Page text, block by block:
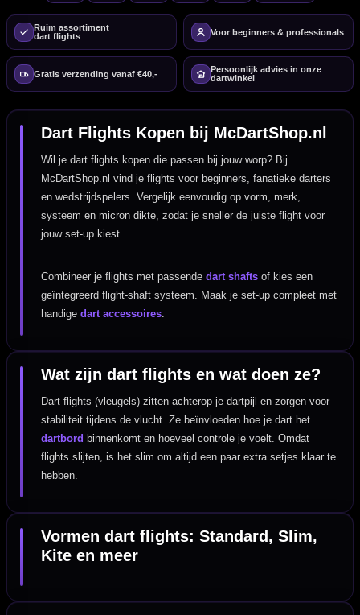
Ruim assortiment
dart flights
Voor beginners & professionals
Gratis verzending vanaf €40,-
Persoonlijk advies in onze
dartwinkel
Dart Flights Kopen bij McDartShop.nl
Wil je dart flights kopen die passen bij jouw worp? Bij
McDartShop.nl vind je flights voor beginners, fanatieke darters
en wedstrijdspelers. Vergelijk eenvoudig op vorm, merk,
systeem en micron dikte, zodat je sneller de juiste flight voor
jouw set-up kiest.
Combineer je flights met passendedart shafts of kies een
geïntegreerd flight-shaft systeem. Maak je set-up compleet met
handigedart accessoires.
Wat zijn dart flights en wat doen ze?
Dart flights (vleugels) zitten achterop je dartpijl en zorgen voor
stabiliteit tijdens de vlucht. Ze beïnvloeden hoe je dart het
dartbord binnenkomt en hoeveel controle je voelt. Omdat
flights slijten, is het slim om altijd een paar extra setjes klaar te
hebben.
Vormen dart flights: Standard, Slim,
Kite en meer